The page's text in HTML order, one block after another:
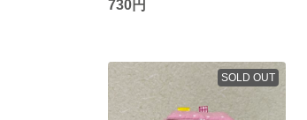
730円
SOLD OUT